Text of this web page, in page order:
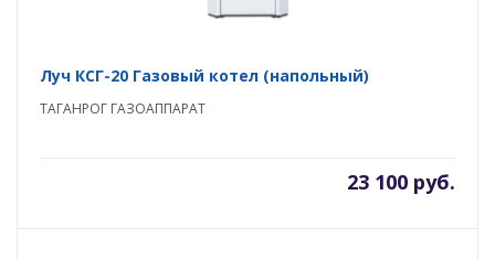
Луч КСГ-20 Газовый котел (напольный)
ТАГАНРОГ ГАЗОАППАРАТ
23 100 руб.